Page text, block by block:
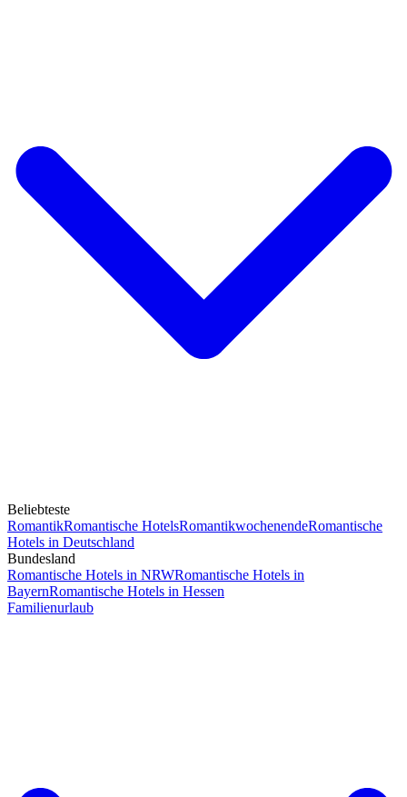
Beliebteste
RomantikRomantische HotelsRomantikwochenendeRomantische
Hotels in Deutschland
Bundesland
Romantische Hotels in NRWRomantische Hotels in
BayernRomantische Hotels in Hessen
Familienurlaub